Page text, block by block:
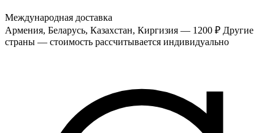
Международная доставка
Армения, Беларусь, Казахстан, Киргизия — 1200 ₽ Другие
страны — стоимость рассчитывается индивидуально